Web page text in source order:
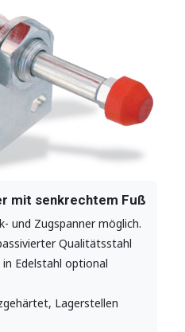
mit senkrechtem Fuß
und Zugspanner möglich.
Qualitätsstahl
Edelstahl optional
Lagerstellen